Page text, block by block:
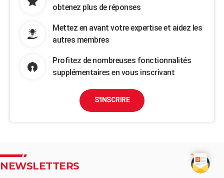
obtenez plus de réponses
Mettez en avant votre expertise et aidez les
autres membres
Profitez de nombreuses fonctionnalités
supplémentaires en vous inscrivant
S'INSCRIRE
NEWSLETTERS